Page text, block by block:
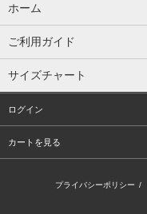
ホーム
ご利用ガイド
サイズチャート
ログイン
カートを見る
プライバシーポリシー /